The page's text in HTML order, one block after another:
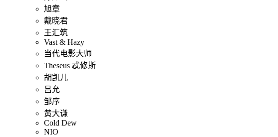
旭章
戴晓君
王汇筑
Vast & Hazy
当代电影大师
Theseus 忒修斯
胡凯儿
吕允
邹序
黄大谦
Cold Dew
NIO